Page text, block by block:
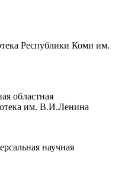
Республики Коми им.
областная
им. В.И.Ленина
научная